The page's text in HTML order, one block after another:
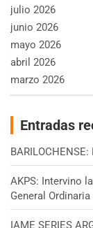
julio 2026
junio 2026
mayo 2026
abril 2026
marzo 2026
Entradas
AKPS: Intervino
General Ordinaria
IAME SERIES